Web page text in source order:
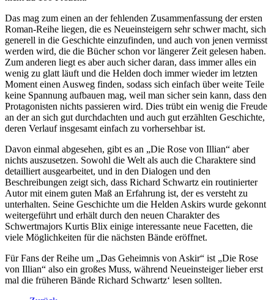
Das mag zum einen an der fehlenden Zusammenfassung der ersten
Roman-Reihe liegen, die es Neueinsteigern sehr schwer macht, sich
generell in die Geschichte einzufinden, und auch von jenen vermisst
werden wird, die die Bücher schon vor längerer Zeit gelesen haben.
Zum anderen liegt es aber auch sicher daran, dass immer alles ein
wenig zu glatt läuft und die Helden doch immer wieder im letzten
Moment einen Ausweg finden, sodass sich einfach über weite Teile
keine Spannung aufbauen mag, weil man sicher sein kann, dass den
Protagonisten nichts passieren wird. Dies trübt ein wenig die Freude
an der an sich gut durchdachten und auch gut erzählten Geschichte,
deren Verlauf insgesamt einfach zu vorhersehbar ist.
Davon einmal abgesehen, gibt es an „Die Rose von Illian“ aber
nichts auszusetzen. Sowohl die Welt als auch die Charaktere sind
detailliert ausgearbeitet, und in den Dialogen und den
Beschreibungen zeigt sich, dass Richard Schwartz ein routinierter
Autor mit einem guten Maß an Erfahrung ist, der es versteht zu
unterhalten. Seine Geschichte um die Helden Askirs wurde gekonnt
weitergeführt und erhält durch den neuen Charakter des
Schwertmajors Kurtis Blix einige interessante neue Facetten, die
viele Möglichkeiten für die nächsten Bände eröffnet.
Für Fans der Reihe um „Das Geheimnis von Askir“ ist „Die Rose
von Illian“ also ein großes Muss, während Neueinsteiger lieber erst
mal die früheren Bände Richard Schwartz‘ lesen sollten.